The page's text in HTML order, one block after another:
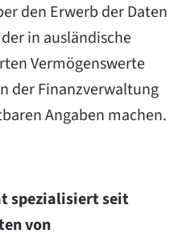
den Erwerb der Daten
in ausländische
Vermögenswerte
der Finanzverwaltung
Angaben machen.
spezialisiert seit
von